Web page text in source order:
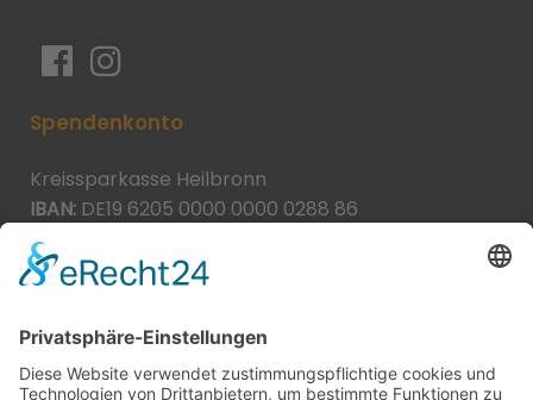
Spendenkonto
Kreissparkasse Heilbronn
IBAN: DE19 6205 0000 0000 0288 86
BIC:
Spende direkt via PayPal
JETZT SPENDEN